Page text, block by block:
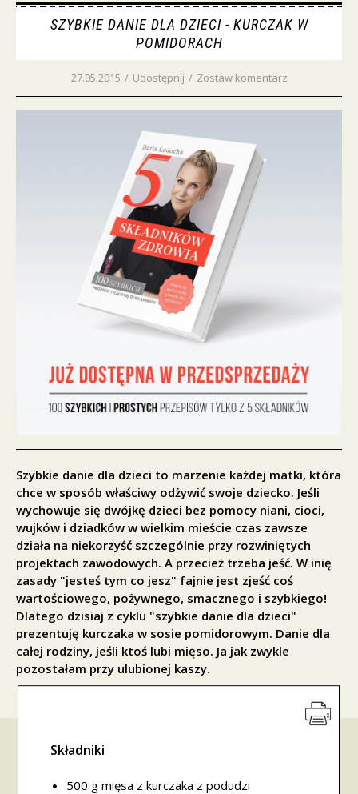
SZYBKIE DANIE DLA DZIECI - KURCZAK W
POMIDORACH
27.05.2015 / Udostępnij / Zostaw komentarz
Szybkie danie dla dzieci to marzenie każdej matki, która
chce w sposób właściwy odżywić swoje dziecko. Jeśli
wychowuje się dwójkę dzieci bez pomocy niani, cioci,
wujków i dziadków w wielkim mieście czas zawsze
działa na niekorzyść szczególnie przy rozwiniętych
projektach zawodowych. A przecież trzeba jeść. W inię
zasady "jesteś tym co jesz" fajnie jest zjeść coś
wartościowego, pożywnego, smacznego i szybkiego!
Dlatego dzisiaj z cyklu "szybkie danie dla dzieci"
prezentuję kurczaka w sosie pomidorowym. Danie dla
całej rodziny, jeśli ktoś lubi mięso. Ja jak zwykle
pozostałam przy ulubionej kaszy.
Składniki
500 g mięsa z kurczaka z podudzi